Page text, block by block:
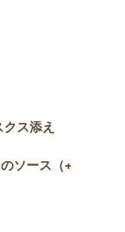
ス添え
ソース（+